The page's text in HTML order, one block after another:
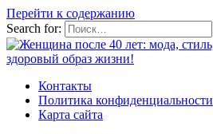
Перейти к содержанию
Search for:
Контакты
Политика конфиденциальности
Карта сайта